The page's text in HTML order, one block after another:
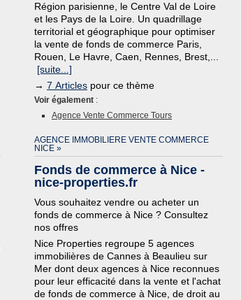
Région parisienne, le Centre Val de Loire
et les Pays de la Loire. Un quadrillage
territorial et géographique pour optimiser
la vente de fonds de commerce Paris,
Rouen, Le Havre, Caen, Rennes, Brest,...
[suite...]
→ 7 Articles pour ce thème
Voir également :
Agence Vente Commerce Tours
AGENCE IMMOBILIERE VENTE COMMERCE
NICE »
Fonds de commerce à Nice -
nice-properties.fr
Vous souhaitez vendre ou acheter un
fonds de commerce à Nice ? Consultez
nos offres
Nice Properties regroupe 5 agences
immobilières de Cannes à Beaulieu sur
Mer dont deux agences à Nice reconnues
pour leur efficacité dans la vente et l'achat
de fonds de commerce à Nice, de droit au